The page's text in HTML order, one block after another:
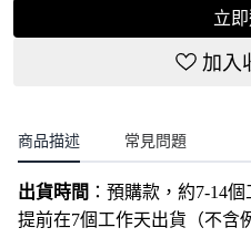
立
加入
商品描述 常見問題
出貨時間 ： 預購款，約7-14
提前在7個工作天出貨（不含